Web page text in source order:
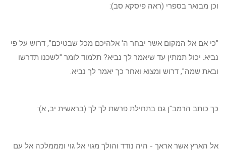
וכן מבואר בספרי (ראה פיסקא סב):
"כי אם אל המקום אשר יבחר ה' אלהיכם מכל שבטיכם", דרוש על פי
נביא. יכול תמתין עד שיאמר לך נביא? תלמוד לומר "לשכנו תדרשו
ובאת שמה", דרוש ומצוא ואחר כך יאמר לך נביא.
כך כותב הרמב"ן גם בתחילת פרשת לך לך (בראשית יב, א):
אל הארץ אשר אראך - היה נודד והולך מגוי אל גוי ומממלכה אל עם